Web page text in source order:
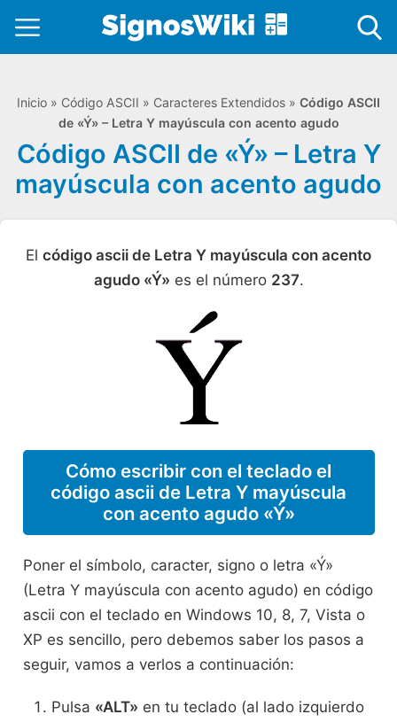
Inicio » Código ASCII » Caracteres Extendidos » Código ASCII
de «Ý» – Letra Y mayúscula con acento agudo
Código ASCII de «Ý» – Letra Y
mayúscula con acento agudo
El código ascii de Letra Y mayúscula con acento
agudo «Ý» es el número 237.
Cómo escribir con el teclado el
código ascii de Letra Y mayúscula
con acento agudo «Ý»
Poner el símbolo, caracter, signo o letra «Ý»
(Letra Y mayúscula con acento agudo) en código
ascii con el teclado en Windows 10, 8, 7, Vista o
XP es sencillo, pero debemos saber los pasos a
seguir, vamos a verlos a continuación:
Pulsa «ALT» en tu teclado (al lado izquierdo